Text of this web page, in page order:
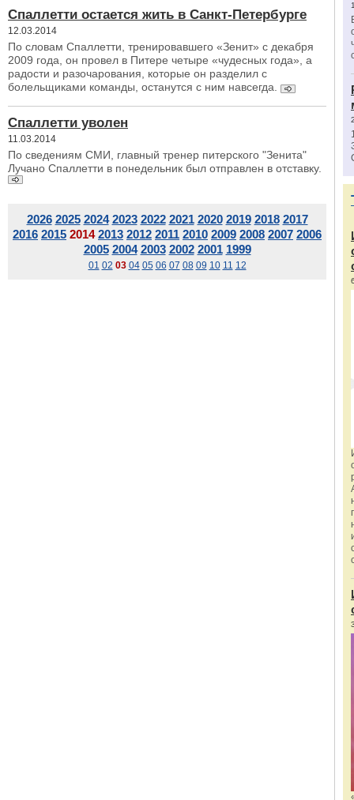
Спаллетти остается жить в Санкт-Петербурге
12.03.2014
По словам Спаллетти, тренировавшего «Зенит» с декабря
2009 года, он провел в Питере четыре «чудесных года», а
радости и разочарования, которые он разделил с
болельщиками команды, останутся с ним навсегда.
Спаллетти уволен
11.03.2014
По сведениям СМИ, главный тренер питерского "Зенита"
Лучано Спаллетти в понедельник был отправлен в отставку.
2026 2025 2024 2023 2022 2021 2020 2019 2018 2017
2016 2015 2014 2013 2012 2011 2010 2009 2008 2007 2006
2005 2004 2003 2002 2001 1999
01 02 03 04 05 06 07 08 09 10 11 12